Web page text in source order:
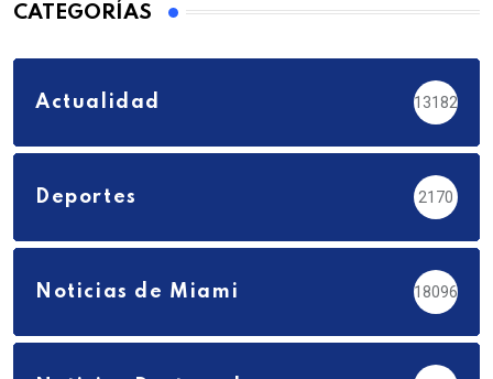
CATEGORÍAS
Actualidad 13182
Deportes 2170
Noticias de Miami 18096